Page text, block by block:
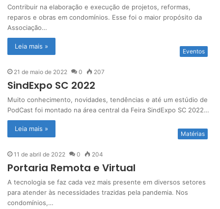
Contribuir na elaboração e execução de projetos, reformas,
reparos e obras em condomínios. Esse foi o maior propósito da
Associação…
Leia mais »
Eventos
21 de maio de 2022 0 207
SindExpo SC 2022
Muito conhecimento, novidades, tendências e até um estúdio de
PodCast foi montado na área central da Feira SindExpo SC 2022…
Leia mais »
Matérias
11 de abril de 2022 0 204
Portaria Remota e Virtual
A tecnologia se faz cada vez mais presente em diversos setores
para atender às necessidades trazidas pela pandemia. Nos
condomínios,…